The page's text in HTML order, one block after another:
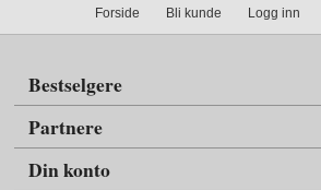
Forside Bli kunde Logg inn
Bestselgere
Partnere
Din konto